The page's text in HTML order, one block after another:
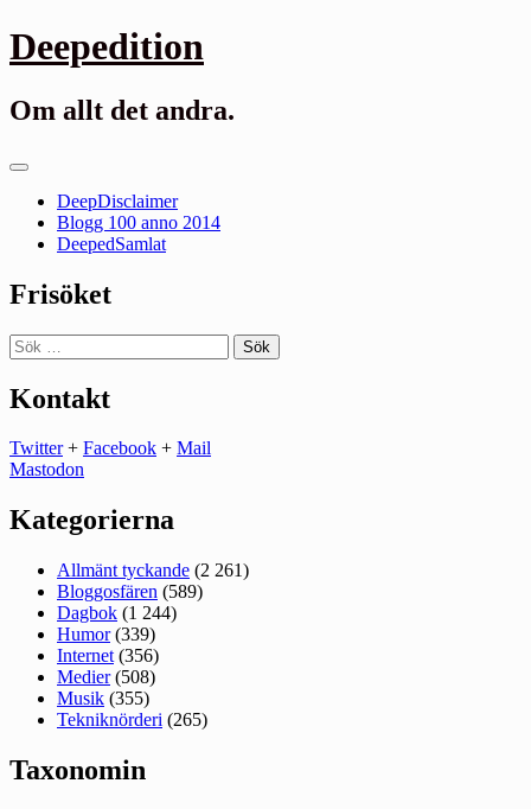
Gå
till
Deepedition
Om allt det andra.
Primär
DeepDisclaimer
Blogg 100 anno 2014
DeepedSamlat
Frisöket
Sök
efter:
Kontakt
Twitter+ Facebook + Mail
Mastodon
Kategorierna
Allmänt tyckande (2 261)
Bloggosfären (589)
Dagbok (1 244)
Humor(339)
Internet (356)
Medier(508)
Musik (355)
Tekniknörderi (265)
Taxonomin